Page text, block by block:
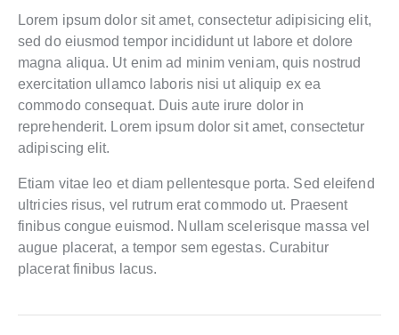
Lorem ipsum dolor sit amet, consectetur adipisicing elit,
sed do eiusmod tempor incididunt ut labore et dolore
magna aliqua. Ut enim ad minim veniam, quis nostrud
exercitation ullamco laboris nisi ut aliquip ex ea
commodo consequat. Duis aute irure dolor in
reprehenderit. Lorem ipsum dolor sit amet, consectetur
adipiscing elit.
Etiam vitae leo et diam pellentesque porta. Sed eleifend
ultricies risus, vel rutrum erat commodo ut. Praesent
finibus congue euismod. Nullam scelerisque massa vel
augue placerat, a tempor sem egestas. Curabitur
placerat finibus lacus.